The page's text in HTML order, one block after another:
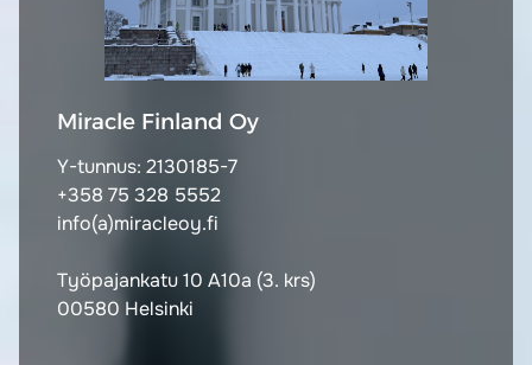
Miracle Finland Oy
Y-tunnus: 2130185-7
+358 75 328 5552
info(a)miracleoy.fi
Työpajankatu 10 A10a (3. krs)
00580 Helsinki